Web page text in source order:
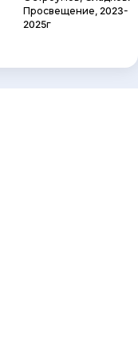
Просвещение, 2023-
2025г